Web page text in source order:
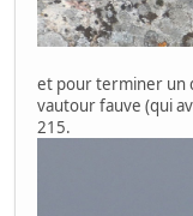
et pour terminer un
vautour fauve (qui
215.